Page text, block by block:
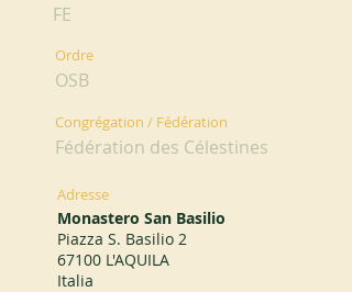
FE
Ordre
OSB
Congrégation / Fédération
Fédération des Célestines
Adresse
Monastero San Basilio
Piazza S. Basilio 2
67100 L'AQUILA
Italia